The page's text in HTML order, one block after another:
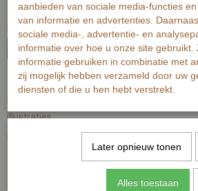
Zoeken
privacybeleid
Herroeping
Categorieën
illustraties
aanbieden van sociale media-functies
van informatie en advertenties.
sociale media-, advertentie- en
informatie over hoe u onze site gebruikt.
informatie gebruiken in combinatie met
zij mogelijk hebben verzameld door uw
diensten of die u hen hebt verstrekt.
Later opnieuw tonen
Alles toestaan